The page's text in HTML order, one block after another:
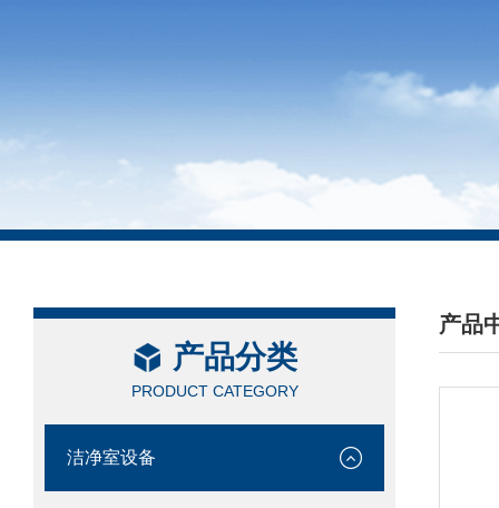
产品分类
PRODUCT CATEGORY
洁净室设备
产品
/